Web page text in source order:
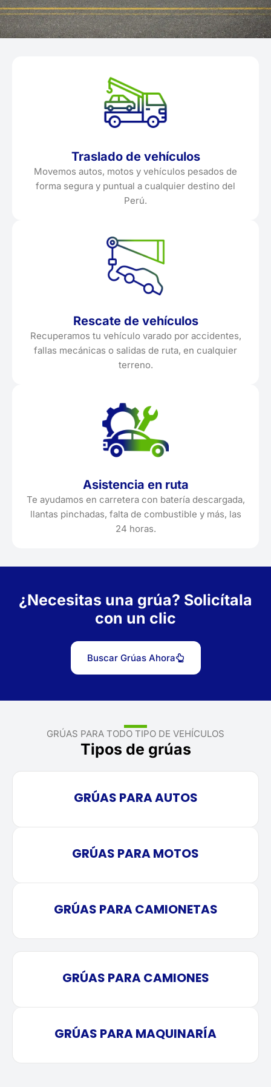
Traslado de vehículos
Movemos autos, motos y vehículos pesados de
forma segura y puntual a cualquier destino del
Perú.
Rescate de vehículos
Recuperamos tu vehículo varado por accidentes,
fallas mecánicas o salidas de ruta, en cualquier
terreno.
Asistencia en ruta
Te ayudamos en carretera con batería descargada,
llantas pinchadas, falta de combustible y más, las
24 horas.
¿Necesitas una grúa? Solicítala
con un clic
Buscar Grúas Ahora
GRÚAS PARA TODO TIPO DE VEHÍCULOS
Tipos de grúas
GRÚAS PARA AUTOS
GRÚAS PARA MOTOS
GRÚAS PARA CAMIONETAS
GRÚAS PARA CAMIONES
GRÚAS PARA MAQUINARÍA